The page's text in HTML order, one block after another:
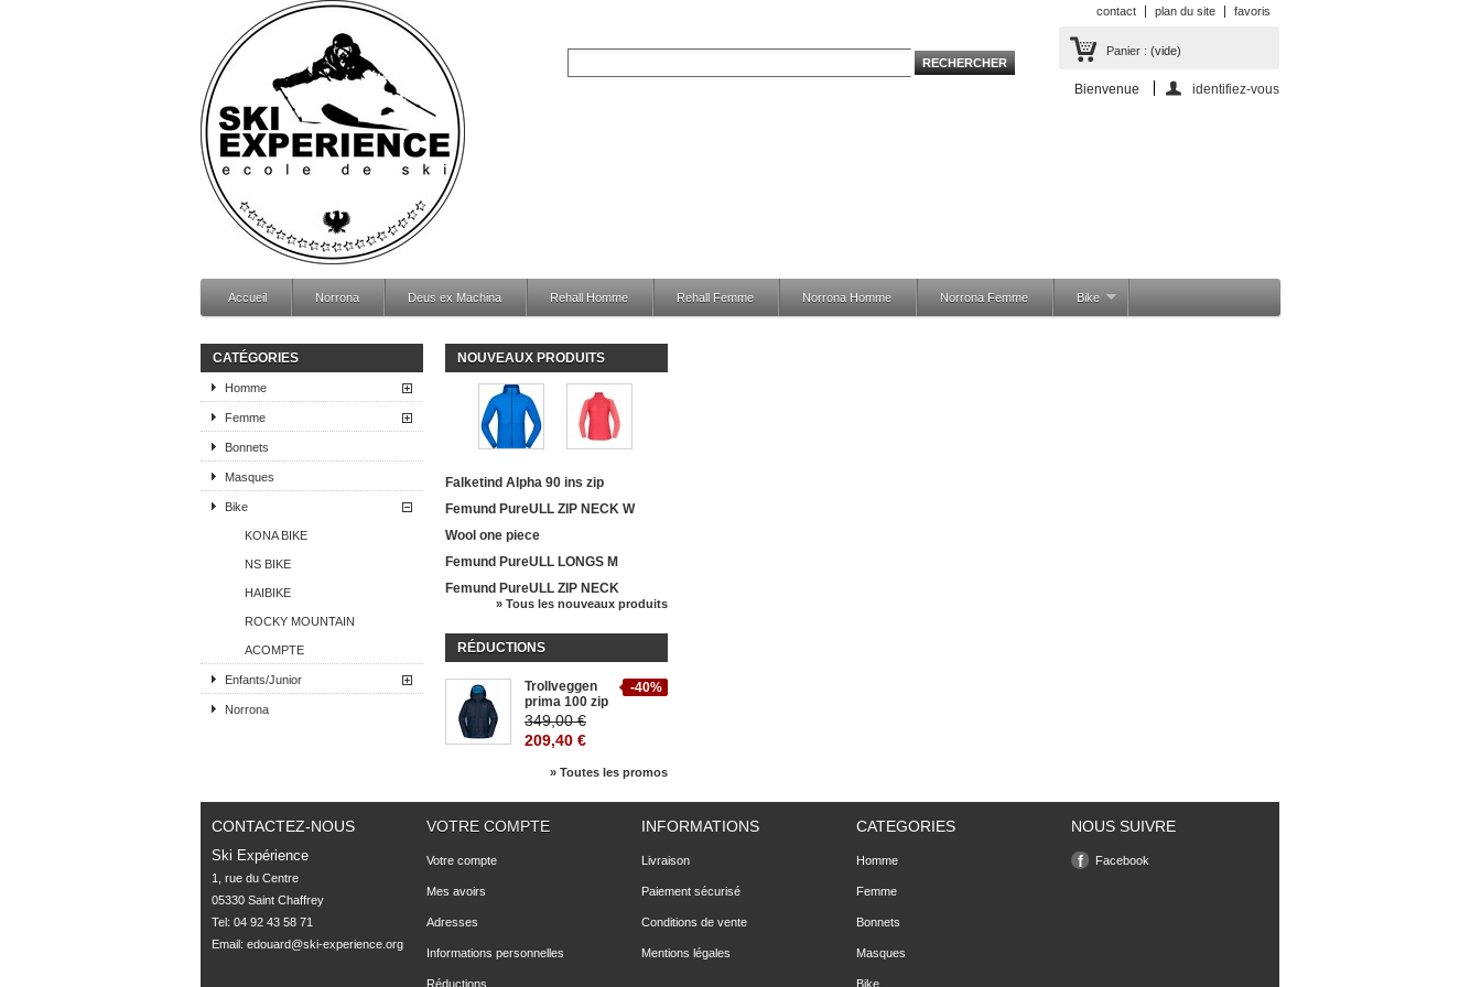
contact plan du site favoris
Panier : (vide)
Bienvenue identifiez-vous
Accueil Norrona Deus ex Machina Rehall Homme Rehall Femme Norrona Homme Norrona Femme Bike
CATÉGORIES
Homme
Femme
Bonnets
Masques
Bike
KONA BIKE
NS BIKE
HAIBIKE
ROCKY MOUNTAIN
ACOMPTE
Enfants/Junior
Norrona
NOUVEAUX PRODUITS
Falketind Alpha 90 ins zip
Femund PureULL ZIP NECK W
Wool one piece
Femund PureULL LONGS M
Femund PureULL ZIP NECK
» Tous les nouveaux produits
RÉDUCTIONS
-40%
Trollveggen
prima 100 zip
349,00 €
209,40 €
» Toutes les promos
CONTACTEZ-NOUS
Ski Expérience
1, rue du Centre
05330 Saint Chaffrey
Tel: 04 92 43 58 71
Email: edouard@ski-experience.org
VOTRE COMPTE
Votre compte
Mes avoirs
Adresses
Informations personnelles
Réductions
INFORMATIONS
Livraison
Paiement sécurisé
Conditions de vente
Mentions légales
CATEGORIES
Homme
Femme
Bonnets
Masques
Bike
NOUS SUIVRE
Facebook